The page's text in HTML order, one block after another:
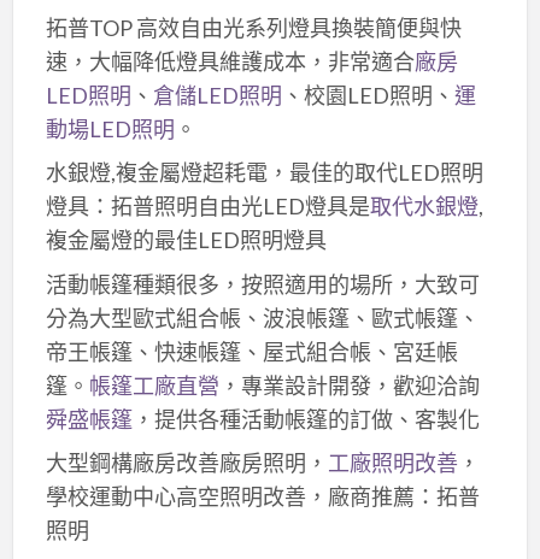
拓普TOP 高效自由光系列燈具換裝簡便與快
速，大幅降低燈具維護成本，非常適合廠房
LED照明 、 倉儲LED照明 、校園LED照明、 運
動場LED照明 。
水銀燈,複金屬燈超耗電，最佳的取代LED照明
燈具：拓普照明自由光LED燈具是取代水銀燈,
複金屬燈的最佳LED照明燈具
活動帳篷種類很多，按照適用的場所，大致可
分為大型歐式組合帳、波浪帳篷、歐式帳篷、
帝王帳篷、快速帳篷、屋式組合帳、宮廷帳
篷。 帳篷工廠直營 ，專業設計開發，歡迎洽詢
舜盛帳篷，提供各種活動帳篷的訂做、客製化
大型鋼構廠房改善廠房照明， 工廠照明改善，
學校運動中心高空照明改善，廠商推薦：拓普
照明